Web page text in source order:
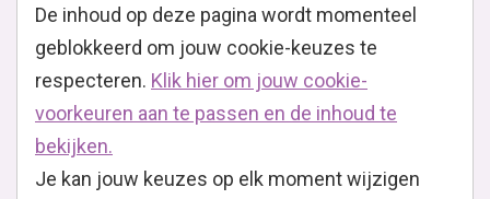
De inhoud op deze pagina wordt momenteel
geblokkeerd om jouw cookie-keuzes te
respecteren. Klik hier om jouw cookie-
voorkeuren aan te passen en de inhoud te
bekijken.
Je kan jouw keuzes op elk moment wijzigen